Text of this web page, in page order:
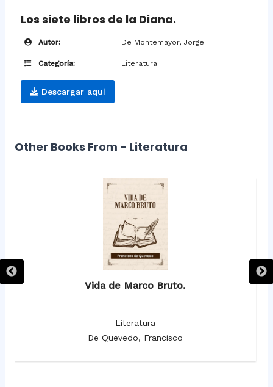
Los siete libros de la Diana.
Autor: De Montemayor, Jorge
Categoría: Literatura
Descargar aquí
Other Books From - Literatura
Vida de Marco Bruto.
Literatura
De Quevedo, Francisco